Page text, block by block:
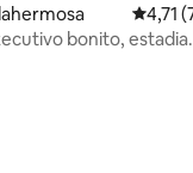
4,71
4,71
bonito,